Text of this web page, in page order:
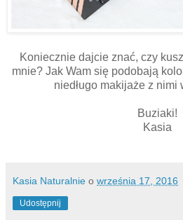
Koniecznie dajcie znać, czy
mnie? Jak Wam się podobają
niedługo makijaże z nimi
Buziaki!
Kasia
Kasia Naturalnie o września 17, 2016
Udostępnij